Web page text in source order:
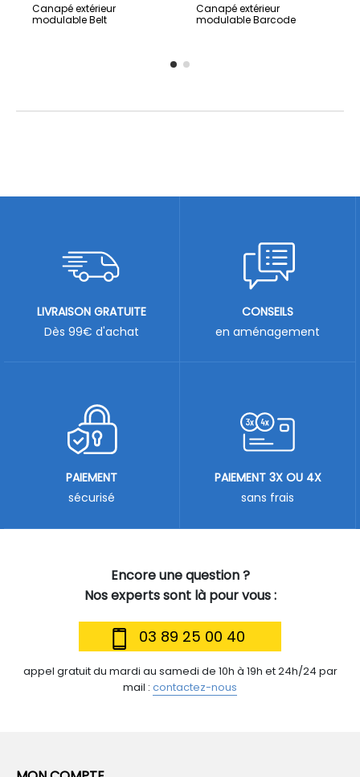
Canapé extérieur
modulable Belt
Canapé extérieur
modulable Barcode
Encore une question ?
Nos experts sont là pour vous :
03 89 25 00 40
appel gratuit du mardi au samedi de 10h à 19h et 24h/24 par
mail : contactez-nous
LIVRAISON GRATUITE
Dès 99€ d'achat
CONSEILS
en aménagement
PAIEMENT
sécurisé
PAIEMENT 3X OU 4X
sans frais